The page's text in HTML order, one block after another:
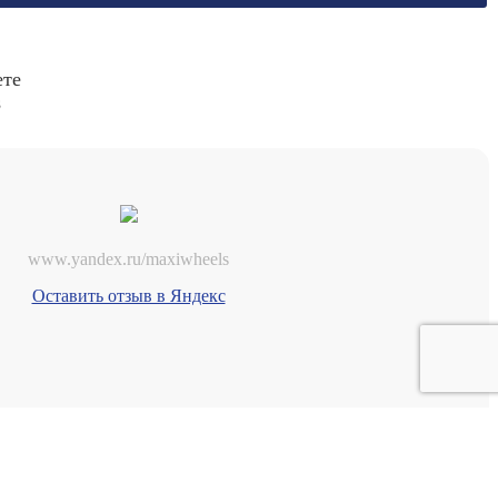
www.yandex.ru/maxiwheels
Оставить отзыв в Яндекс